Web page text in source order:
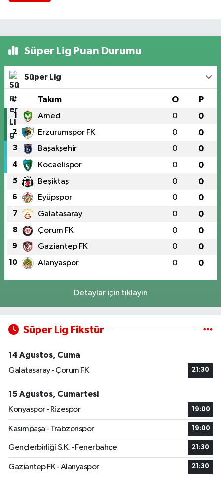
Süper Lig Puan Durumu
Süper Lig
# Takım O P
1 Amed 0 0
2 Erzurumspor FK 0 0
3 Başakşehir 0 0
4 Kocaelispor 0 0
5 Beşiktaş 0 0
6 Eyüpspor 0 0
7 Galatasaray 0 0
8 Çorum FK 0 0
9 Gaziantep FK 0 0
10 Alanyaspor 0 0
Detaylar için tıklayın
Süper Lig Fikstür
14 Ağustos, Cuma
Galatasaray - Çorum FK
21:30
15 Ağustos, Cumartesi
Konyaspor - Rizespor
19:00
Kasımpaşa - Trabzonspor 19:00
Gençlerbirliği S.K. - Fenerbahçe 21:30
Gaziantep FK - Alanyaspor 21:30